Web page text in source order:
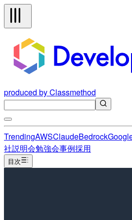
produced by Classmethod
TrendingAWSClaudeBedrock
社説明会勉強会事例採用
目次